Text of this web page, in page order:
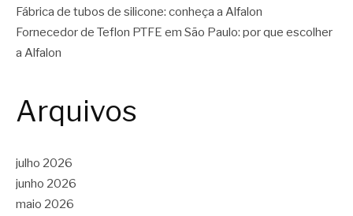
Fábrica de tubos de silicone: conheça a Alfalon
Fornecedor de Teflon PTFE em São Paulo: por que escolher
a Alfalon
Arquivos
julho 2026
junho 2026
maio 2026